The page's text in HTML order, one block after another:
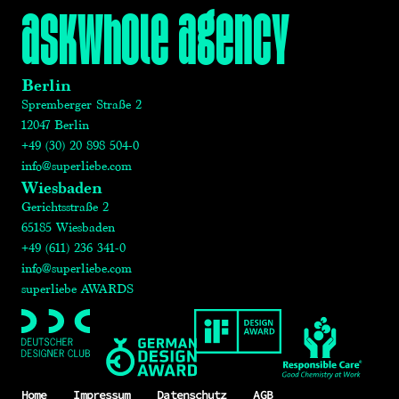
askwhole agency
Berlin
Spremberger Straße 2
12047 Berlin
+49 (30) 20 898 504-0
info@superliebe.com
Wiesbaden
Gerichtsstraße 2
65185 Wiesbaden
+49 (611) 236 341-0
info@superliebe.com
superliebe AWARDS
Home Impressum Datenschutz AGB